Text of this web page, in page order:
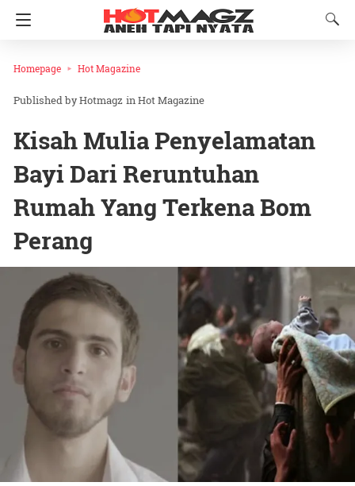
Homepage Hot Magazine
Hotmagz inHot Magazine
Kisah Mulia Penyelamatan
Bayi Dari Reruntuhan
Rumah Yang Terkena Bom
Perang